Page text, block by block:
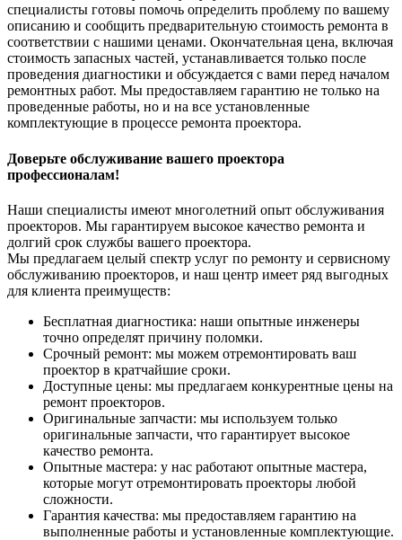
специалисты готовы помочь определить проблему по вашему
описанию и сообщить предварительную стоимость ремонта в
соответствии с нашими ценами. Окончательная цена, включая
стоимость запасных частей, устанавливается только после
проведения диагностики и обсуждается с вами перед началом
ремонтных работ. Мы предоставляем гарантию не только на
проведенные работы, но и на все установленные
комплектующие в процессе ремонта проектора.
Доверьте обслуживание вашего проектора
профессионалам!
Наши специалисты имеют многолетний опыт обслуживания
проекторов. Мы гарантируем высокое качество ремонта и
долгий срок службы вашего проектора.
Мы предлагаем целый спектр услуг по ремонту и сервисному
обслуживанию проекторов, и наш центр имеет ряд выгодных
для клиента преимуществ:
Бесплатная диагностика: наши опытные инженеры
точно определят причину поломки.
Срочный ремонт: мы можем отремонтировать ваш
проектор в кратчайшие сроки.
Доступные цены: мы предлагаем конкурентные цены на
ремонт проекторов.
Оригинальные запчасти: мы используем только
оригинальные запчасти, что гарантирует высокое
качество ремонта.
Опытные мастера: у нас работают опытные мастера,
которые могут отремонтировать проекторы любой
сложности.
Гарантия качества: мы предоставляем гарантию на
выполненные работы и установленные комплектующие.